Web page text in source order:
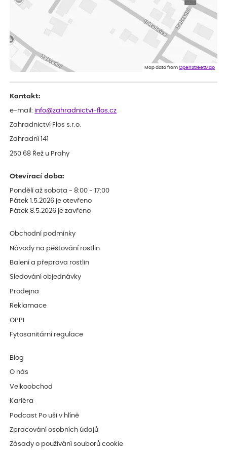
ověřený nákup
Jana
Flos je nejlepší &#129321;
Map data fromOpenStreetMap
Kontakt:
e-mail: info@zahradnictvi-flos.cz
Zahradnictví Flos s.r.o.
Zahradní 141
250 68 Řež u Prahy
Otevírací doba:
Pondělí až sobota - 8:00 - 17:00
Pátek 1.5.2026 je otevřeno
Pátek 8.5.2026 je zavřeno
Obchodní podmínky
Návody na pěstování rostlin
Balení a přeprava rostlin
Sledování objednávky
Prodejna
Reklamace
OPPI
Fytosanitární regulace
Blog
O nás
Velkoobchod
Kariéra
Podcast Po uši v hlíně
Zpracování osobních údajů
Zásady o používání souborů cookie